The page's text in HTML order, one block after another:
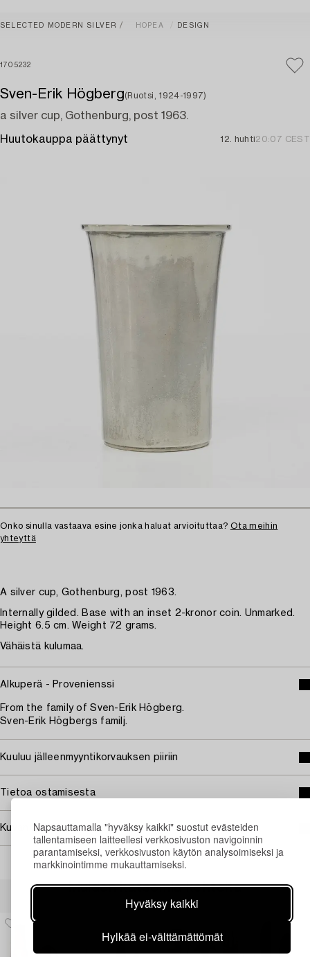
Napsauttamalla "hyväksy kaikki" suostut evästeiden
tallentamiseen laitteellesi verkkosivuston navigoinnin
parantamiseksi, verkkosivuston käytön analysoimiseksi ja
markkinointimme mukauttamiseksi.
Hyväksy kaikki
Hylkää ei-välttämättömät
SELECTED MODERN SILVER HOPEA DESIGN
1705232
Sven-Erik Högberg(Ruotsi, 1924-1997)
a silver cup, Gothenburg, post 1963.
Huutokauppa päättynyt 12. huhti20:07 CEST
Onko sinulla vastaava esine jonka haluat arvioituttaa? Ota meihin
yhteyttä
A silver cup, Gothenburg, post 1963.
Internally gilded. Base with an inset 2-kronor coin. Unmarked.
Height 6.5 cm. Weight 72 grams.
Vähäistä kulumaa.
Alkuperä - Provenienssi
From the family of Sven-Erik Högberg.
Sven-Erik Högbergs familj.
Kuuluu jälleenmyyntikorvauksen piiriin
Tietoa ostamisesta
Kuvan käyttöoikeudet
Muiden katsomia kohteita